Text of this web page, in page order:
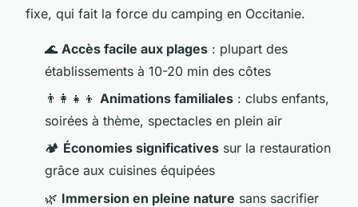
fixe, qui fait la force du camping en Occitanie.
🌊 Accès facile aux plages : plupart des
établissements à 10-20 min des côtes
👨‍👩‍👧‍👦 Animations familiales : clubs enfants,
soirées à thème, spectacles en plein air
🏕️ Économies significatives sur la restauration
grâce aux cuisines équipées
🌿 Immersion en pleine nature sans sacrifier